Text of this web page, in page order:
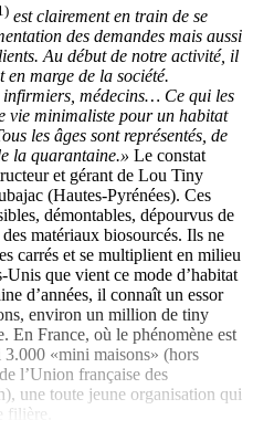
est clairement en train de se
des demandes mais aussi
Au début de notre activité, il
marge de la société.
infirmiers, médecins… Ce qui les
vie minimaliste pour un habitat
les âges sont représentés, de
la quarantaine.» Le constat
et gérant de Lou Tiny
(Hautes-Pyrénées). Ces
démontables, dépourvus de
matériaux biosourcés. Ils ne
carrés et se multiplient en milieu
Unis que vient ce mode d’habitat
d’années, il connaît un essor
environ un million de tiny
En France, où le phénomène est
«mini maisons» (hors
l’Union française des
une toute jeune organisation qui